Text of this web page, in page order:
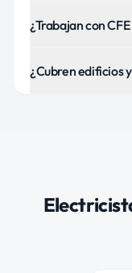
¿Trabajan con
¿Cubren edificios